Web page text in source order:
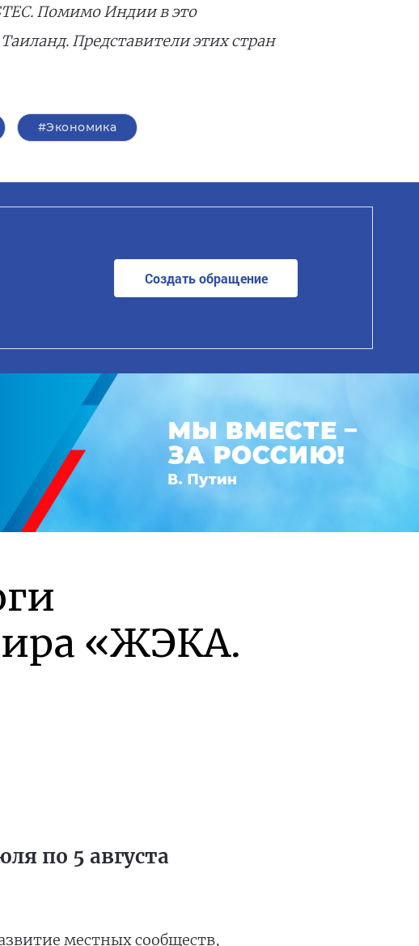
Помимо Индии в это
Представители этих стран
#Экономика
Создать обращение
«ЖЭКА.
по 5 августа
местных сообществ,